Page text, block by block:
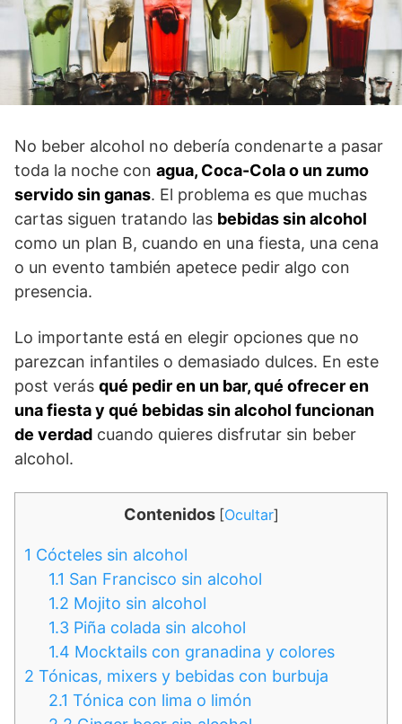
No beber alcohol no debería condenarte a pasar
toda la noche con agua, Coca-Cola o un zumo
servido sin ganas. El problema es que muchas
cartas siguen tratando las bebidas sin alcohol
como un plan B, cuando en una fiesta, una cena
o un evento también apetece pedir algo con
presencia.
Lo importante está en elegir opciones que no
parezcan infantiles o demasiado dulces. En este
post verás qué pedir en un bar, qué ofrecer en
una fiesta y qué bebidas sin alcohol funcionan
de verdad cuando quieres disfrutar sin beber
alcohol.
Contenidos [Ocultar]
1 Cócteles sin alcohol
1.1 San Francisco sin alcohol
1.2 Mojito sin alcohol
1.3 Piña colada sin alcohol
1.4 Mocktails con granadina y colores
2 Tónicas, mixers y bebidas con burbuja
2.1 Tónica con lima o limón